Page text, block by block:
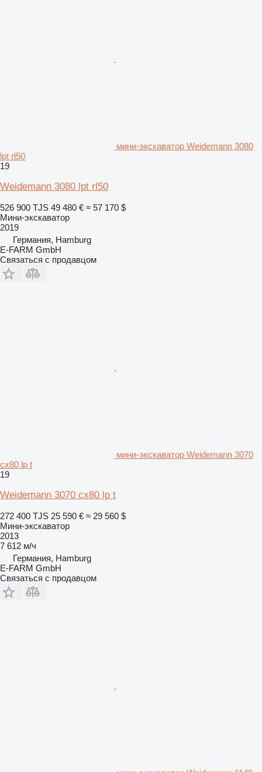
мини-экскаватор Weidemann 3080
lpt rl50
19
Weidemann 3080 lpt rl50
526 900 TJS 49 480 € ≈ 57 170 $
Мини-экскаватор
2019
Германия, Hamburg
E-FARM GmbH
Связаться с продавцом
мини-экскаватор Weidemann 3070
cx80 lp t
19
Weidemann 3070 cx80 lp t
272 400 TJS 25 590 € ≈ 29 560 $
Мини-экскаватор
2013
7 612 м/ч
Германия, Hamburg
E-FARM GmbH
Связаться с продавцом